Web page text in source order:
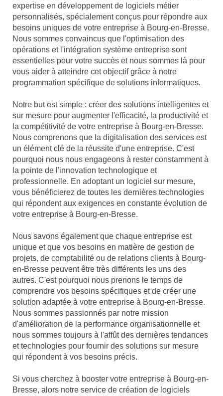
expertise en développement de logiciels métier
personnalisés, spécialement conçus pour répondre aux
besoins uniques de votre entreprise à Bourg-en-Bresse.
Nous sommes convaincus que l'optimisation des
opérations et l'intégration système entreprise sont
essentielles pour votre succès et nous sommes là pour
vous aider à atteindre cet objectif grâce à notre
programmation spécifique de solutions informatiques.
Notre but est simple : créer des solutions intelligentes et
sur mesure pour augmenter l'efficacité, la productivité et
la compétitivité de votre entreprise à Bourg-en-Bresse.
Nous comprenons que la digitalisation des services est
un élément clé de la réussite d'une entreprise. C'est
pourquoi nous nous engageons à rester constamment à
la pointe de l'innovation technologique et
professionnelle. En adoptant un logiciel sur mesure,
vous bénéficierez de toutes les dernières technologies
qui répondent aux exigences en constante évolution de
votre entreprise à Bourg-en-Bresse.
Nous savons également que chaque entreprise est
unique et que vos besoins en matière de gestion de
projets, de comptabilité ou de relations clients à Bourg-
en-Bresse peuvent être très différents les uns des
autres. C'est pourquoi nous prenons le temps de
comprendre vos besoins spécifiques et de créer une
solution adaptée à votre entreprise à Bourg-en-Bresse.
Nous sommes passionnés par notre mission
d'amélioration de la performance organisationnelle et
nous sommes toujours à l'affût des dernières tendances
et technologies pour fournir des solutions sur mesure
qui répondent à vos besoins précis.
Si vous cherchez à booster votre entreprise à Bourg-en-
Bresse, alors notre service de création de logiciels